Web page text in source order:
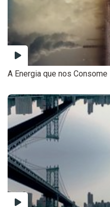
A Energia que nos Consome